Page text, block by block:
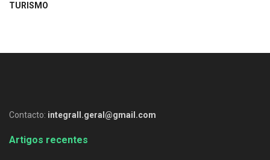
TURISMO
Contacto: integrall.geral@gmail.com
Artigos recentes